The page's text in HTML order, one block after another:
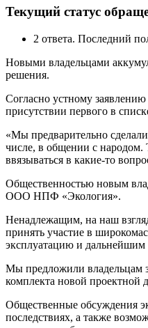
Текущий статус
2 ответа. Последний
Новыми владельцами
решения.
Согласно устному
присутствии первого в
«Мы предварительно
числе, в общении с
ввязываться в какие-то
Общественностью новым
ООО НПФ «Экология».
Ненадлежащим, на наш
принять участие в
эксплуатацию и дальнейшим
Мы предложили владельцам
комплекта новой
Общественные обсуждения
последствиях, а также